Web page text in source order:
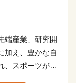
端産業、研究開
加え、豊かな自
、スポーツが盛